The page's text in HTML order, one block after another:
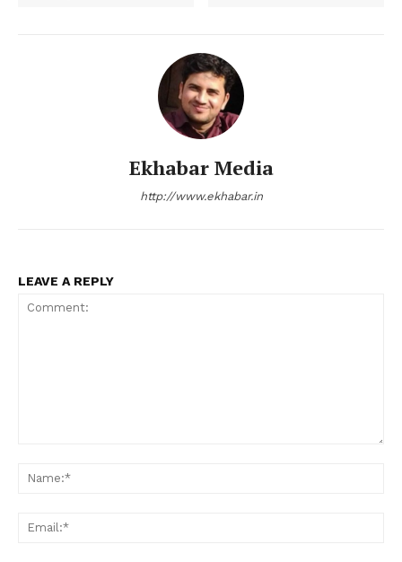
Ekhabar Media
http://www.ekhabar.in
LEAVE A REPLY